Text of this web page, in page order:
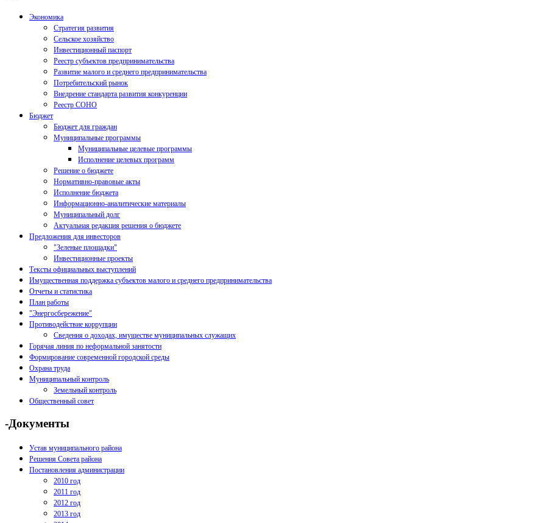
Экономика
Стратегия развития
Сельское хозяйство
Инвестиционный паспорт
Реестр субъектов предпринимательства
Развитие малого и среднего предпринимательства
Потребительский рынок
Внедрение стандарта развития конкуренции
Реестр СОНО
Бюджет
Бюджет для граждан
Муниципальные программы
Муниципальные целевые программы
Исполнение целевых программ
Решение о бюджете
Нормативно-правовые акты
Исполнение бюджета
Информационно-аналитические материалы
Муниципальный долг
Актуальная редакция решения о бюджете
Предложения для инвесторов
"Зеленые площадки"
Инвестиционные проекты
Тексты официальных выступлений
Имущественная поддержка субъектов малого и среднего предпринимательства
Отчеты и статистика
План работы
"Энергосбережение"
Противодействие коррупции
Сведения о доходах, имуществе муниципальных служащих
Горячая линия по неформальной занятости
Формирование современной городской среды
Охрана труда
Муниципальный контроль
Земельный контроль
Общественный совет
-Документы
Устав муниципального района
Решения Совета района
Постановления администрации
2010 год
2011 год
2012 год
2013 год